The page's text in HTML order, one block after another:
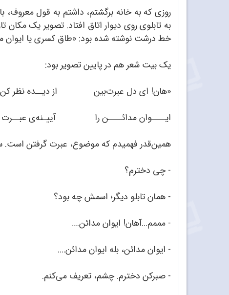
روزی که به خانه برگشتم، داشتم به قول
به تابلوی روی دیوار اتاق افتاد. تصویر یک
خط درشت نوشته شده بود: «طاق کسری یا ایوان
یک بیت شعر هم در پایین تصویر بود:
«هان! ای دل عبرت‌بین از دیــده نظر
ایــــوان مدائــــن را آییـنه‌ی عبــرت
همین‌قدر فهمیدم که موضوع، عبرت گرفتن است.
- چی دخترم؟
- همان تابلو دیگر؛ اسمش چه بود؟
- مممم...آهان! ایوان مدائن....
- ایوان مدائن، بله ایوان مدائن....
- صبرکن دخترم. چشم، تعریف می‌کنم.